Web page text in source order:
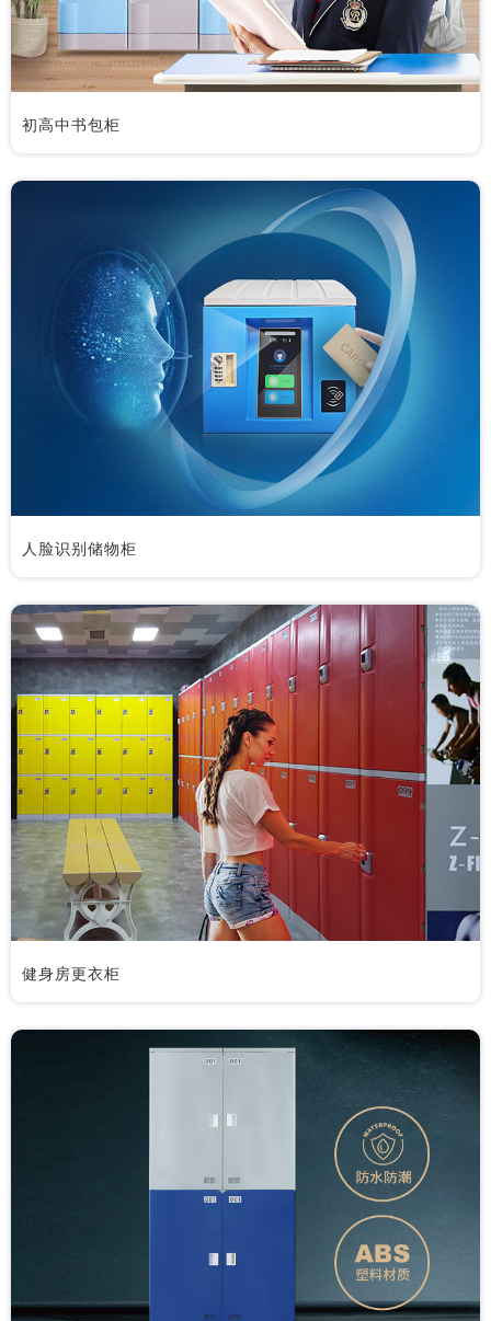
初高中书包柜
人脸识别储物柜
健身房更衣柜